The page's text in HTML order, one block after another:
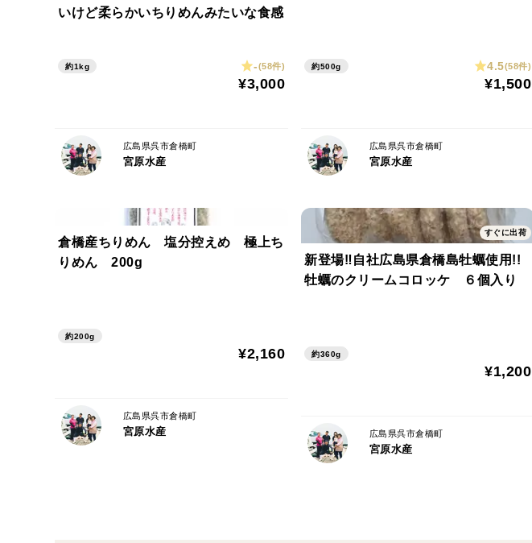
いけど柔らかいちりめんみたいな食感
約1kg -(58件)
¥3,000
広島県呉市倉橋町
宮原水産
約500g 4.5(58件)
¥1,500
広島県呉市倉橋町
宮原水産
倉橋産ちりめん 塩分控えめ 極上ち
りめん 200g
約200g
¥2,160
広島県呉市倉橋町
宮原水産
すぐに出荷
新登場‼自社広島県倉橋島牡蠣使用!!
牡蠣のクリームコロッケ ６個入り
約360g
¥1,200
広島県呉市倉橋町
宮原水産